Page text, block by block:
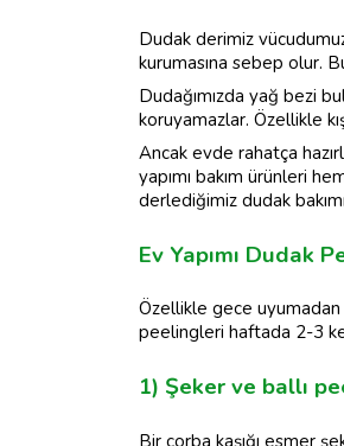
Dudak derimiz
kurumasına sebep olur.
Dudağımızda yağ bezi
koruyamazlar. Özellikle
Ancak evde rahatça
yapımı bakım ürünleri
derlediğimiz dudak
Ev Yapımı Dudak
Özellikle gece
peelingleri haftada 2-3
1) Şeker ve ballı
Bir çorba kaşığı esmer